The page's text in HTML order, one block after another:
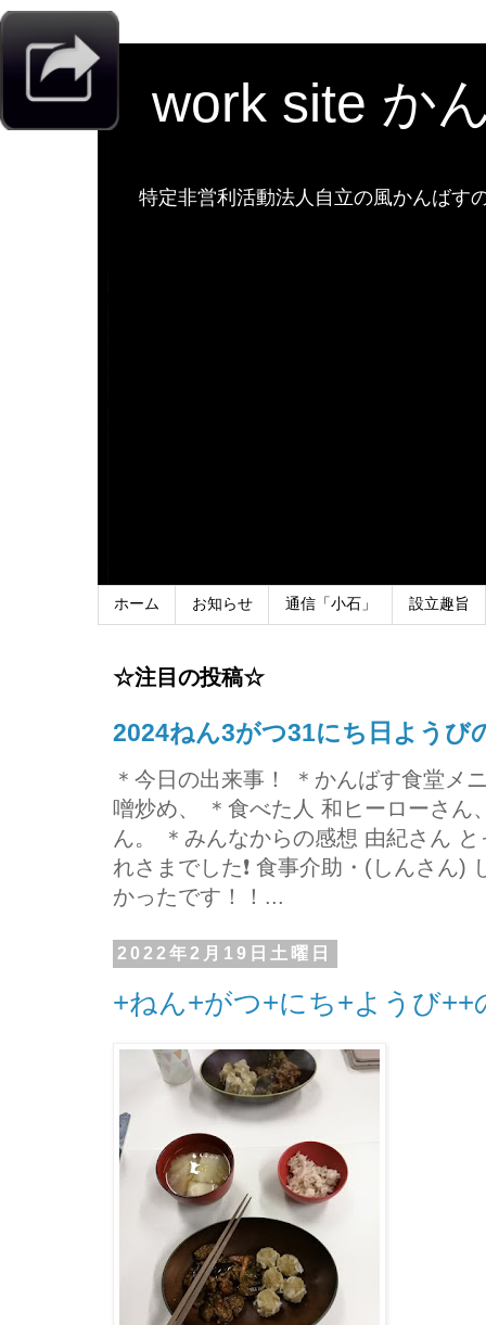
work site か
特定非営利活動法人自立の風かんばす
ホーム お知らせ 通信「小石」 設立趣旨
☆注目の投稿☆
2024ねん3がつ31にち日ようび
＊今日の出来事！ ＊かんばす食堂メ
噌炒め、 ＊食べた人 和ヒーローさん
ん。 ＊みんなからの感想 由紀さん
れさまでした❗ 食事介助・(しんさん)
かったです！！...
2022年2月19日土曜日
+ねん+がつ+にち+ようび++